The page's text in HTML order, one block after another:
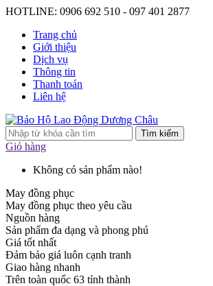
HOTLINE: 0906 692 510 - 097 401 2877
Trang chủ
Giới thiệu
Dịch vụ
Thông tin
Thanh toán
Liên hệ
Tìm kiếm
Giỏ hàng
Không có sản phẩm nào!
May đồng phục
May đồng phục theo yêu cầu
Nguồn hàng
Sản phẩm đa dạng và phong phú
Giá tốt nhất
Đảm bảo giá luôn cạnh tranh
Giao hàng nhanh
Trên toàn quốc 63 tỉnh thành